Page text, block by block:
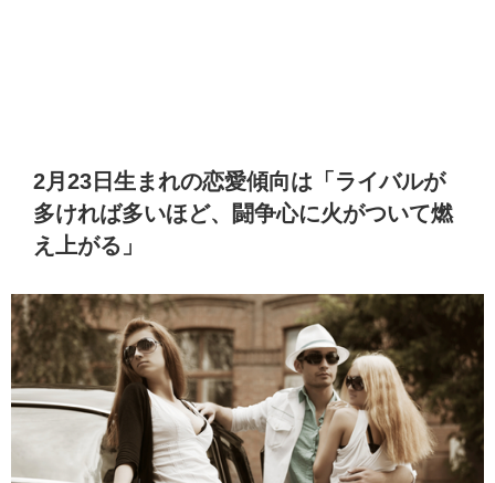
2月23日生まれの恋愛傾向は「ライバルが
多ければ多いほど、闘争心に火がついて燃
え上がる」